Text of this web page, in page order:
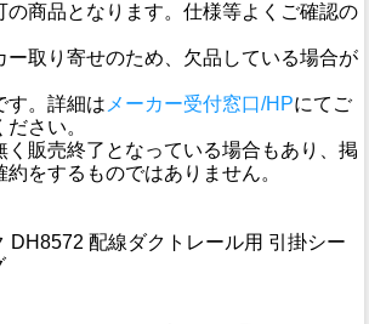
商品となります。仕様等よくご確認の
取り寄せのため、欠品している場合が
す。詳細は メーカー受付窓口/HPにてご
さい。
販売終了となっている場合もあり、掲
をするものではありません。
DH8572 配線ダクトレール用 引掛シー